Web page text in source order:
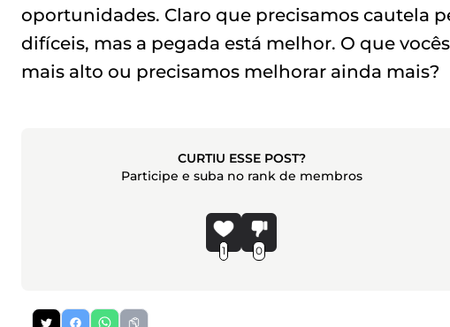
oportunidades. Claro que precisamos cautela
difíceis, mas a pegada está melhor. O que
mais alto ou precisamos melhorar ainda mais?
CURTIU ESSE POST?
Participe e suba no rank de membros
1 0